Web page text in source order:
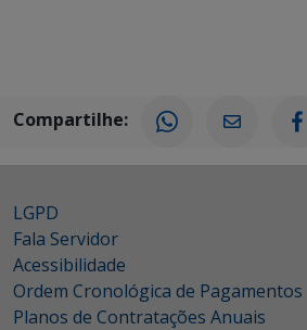
Compartilhe:
LGPD
Fala Servidor
Acessibilidade
Ordem Cronológica de Pagamentos
Planos de Contratações Anuais